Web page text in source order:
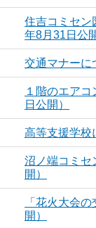
住吉コミセン
年8月31日公
交通マナーに
１階のエア
日公開）
高等支援学校
沼ノ端コミセ
開）
「花火大会
開）